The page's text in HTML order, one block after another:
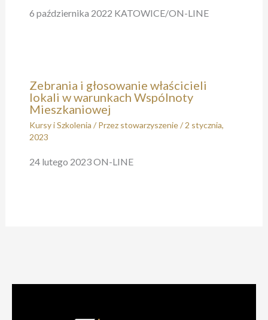
6 października 2022 KATOWICE/ON-LINE
Zebrania i głosowanie właścicieli
lokali w warunkach Wspólnoty
Mieszkaniowej
Kursy i Szkolenia / Przez stowarzyszenie/ 2 stycznia,
2023
24 lutego 2023 ON-LINE